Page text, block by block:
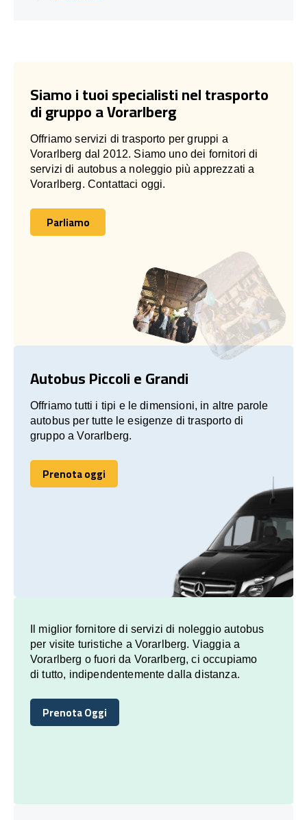
Siamo i tuoi specialisti nel trasporto
di gruppo a Vorarlberg
Offriamo servizi di trasporto per gruppi a
Vorarlberg dal 2012. Siamo uno dei fornitori di
servizi di autobus a noleggio più apprezzati a
Vorarlberg. Contattaci oggi.
Parliamo
Parliamo
Autobus Piccoli e Grandi
Offriamo tutti i tipi e le dimensioni, in altre parole
autobus per tutte le esigenze di trasporto di
gruppo a Vorarlberg.
Prenota oggi
Prenota oggi
Il miglior fornitore di servizi di noleggio autobus
per visite turistiche a Vorarlberg. Viaggia a
Vorarlberg o fuori da Vorarlberg, ci occupiamo
di tutto, indipendentemente dalla distanza.
Prenota Oggi
Prenota Oggi